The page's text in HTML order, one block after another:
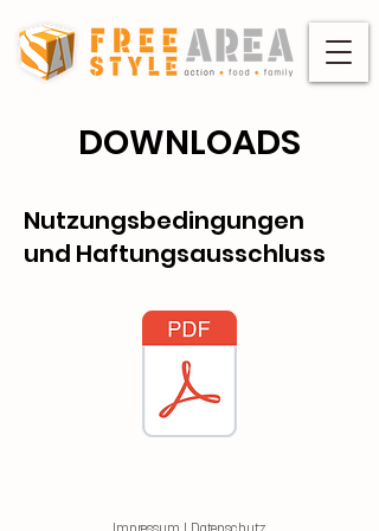
DOWNLOADS
Nutzungsbedingungen
und Haftungsausschluss